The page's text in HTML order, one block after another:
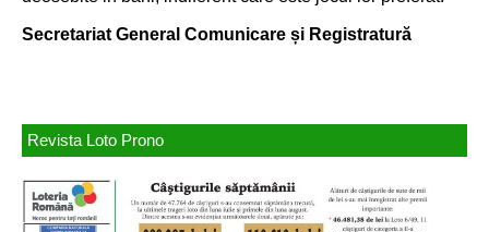
Secretariat General Comunicare și Registratură
Revista Loto Prono